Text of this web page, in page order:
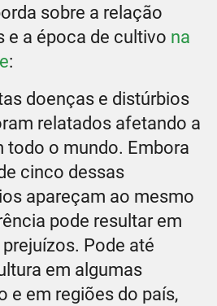
sobre a relação
e a época de cultivo na
:
doenças e distúrbios
relatados afetando a
o mundo. Embora
cinco dessas
apareçam ao mesmo
pode resultar em
Pode até
em algumas
e em regiões do país,